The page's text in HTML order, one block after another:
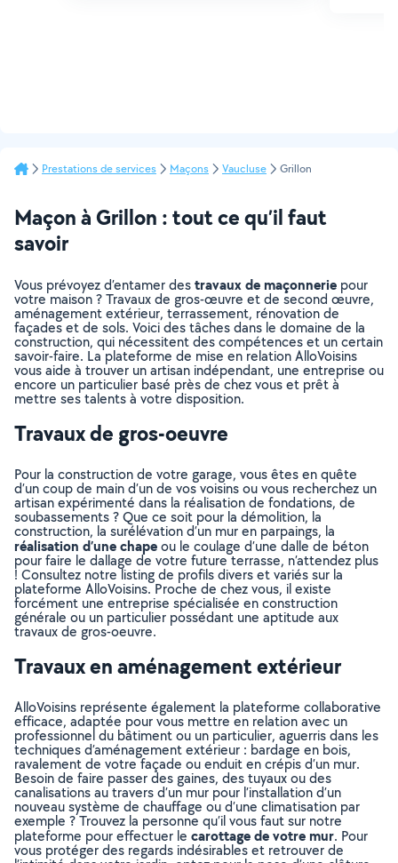
Prestations de services Maçons Vaucluse Grillon
Maçon à Grillon : tout ce qu’il faut
savoir
Vous prévoyez d’entamer destravaux de maçonnerie pour
votre maison ? Travaux de gros-œuvre et de second œuvre,
aménagement extérieur, terrassement, rénovation de
façades et de sols. Voici des tâches dans le domaine de la
construction, qui nécessitent des compétences et un certain
savoir-faire. La plateforme de mise en relation AlloVoisins
vous aide à trouver un artisan indépendant, une entreprise ou
encore un particulier basé près de chez vous et prêt à
mettre ses talents à votre disposition.
Travaux de gros-oeuvre
Pour la construction de votre garage, vous êtes en quête
d’un coup de main d’un de vos voisins ou vous recherchez un
artisan expérimenté dans la réalisation de fondations, de
soubassements ? Que ce soit pour la démolition, la
construction, la surélévation d’un mur en parpaings, la
réalisation d’une chapeou le coulage d’une dalle de béton
pour faire le dallage de votre future terrasse, n’attendez plus
! Consultez notre listing de profils divers et variés sur la
plateforme AlloVoisins. Proche de chez vous, il existe
forcément une entreprise spécialisée en construction
générale ou un particulier possédant une aptitude aux
travaux de gros-oeuvre.
Travaux en aménagement extérieur
AlloVoisins représente également la plateforme collaborative
efficace, adaptée pour vous mettre en relation avec un
professionnel du bâtiment ou un particulier, aguerris dans les
techniques d’aménagement extérieur : bardage en bois,
ravalement de votre façade ou enduit en crépis d’un mur.
Besoin de faire passer des gaines, des tuyaux ou des
canalisations au travers d’un mur pour l’installation d’un
nouveau système de chauffage ou d’une climatisation par
exemple ? Trouvez la personne qu’il vous faut sur notre
plateforme pour effectuer le carottage de votre mur. Pour
vous protéger des regards indésirables et retrouver de